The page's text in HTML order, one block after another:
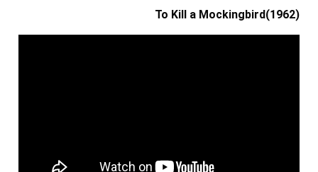
(1962)To Kill a Mockingbird